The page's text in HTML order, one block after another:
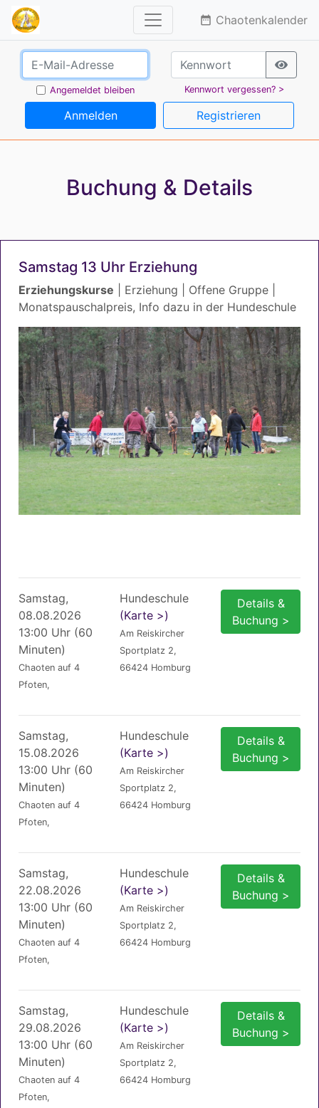
date_range Chaotenkalender
Angemeldet bleiben Kennwort vergessen? >
Anmelden Registrieren
Buchung & Details
Samstag 13 Uhr Erziehung
Erziehungskurse | Erziehung | Offene Gruppe |
Monatspauschalpreis, Info dazu in der Hundeschule
Samstag,
08.08.2026
13:00 Uhr (60
Minuten)
Chaoten auf 4
Pfoten,
Hundeschule
(Karte >)
Am Reiskircher
Sportplatz 2,
66424 Homburg
Details &
Buchung >
Samstag,
15.08.2026
13:00 Uhr (60
Minuten)
Chaoten auf 4
Pfoten,
Hundeschule
(Karte >)
Am Reiskircher
Sportplatz 2,
66424 Homburg
Details &
Buchung >
Samstag,
22.08.2026
13:00 Uhr (60
Minuten)
Chaoten auf 4
Pfoten,
Hundeschule
(Karte >)
Am Reiskircher
Sportplatz 2,
66424 Homburg
Details &
Buchung >
Samstag,
29.08.2026
13:00 Uhr (60
Minuten)
Chaoten auf 4
Pfoten,
Hundeschule
(Karte >)
Am Reiskircher
Sportplatz 2,
66424 Homburg
Details &
Buchung >